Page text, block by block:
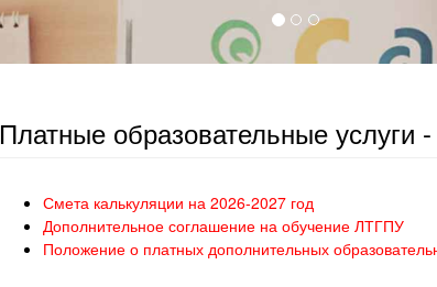
Платные образовательные
Смета калькуляции на 2026-2027 год
Дополнительное соглашение на обучение ЛТГПУ
Положение о платных дополнительных